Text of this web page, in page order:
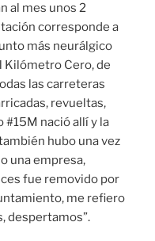
al mes unos 2
corresponde a
más neurálgico
Kilómetro Cero, de
las carreteras
revueltas,
nació allí y la
hubo una vez
una empresa,
fue removido por
me refiero
despertamos”.